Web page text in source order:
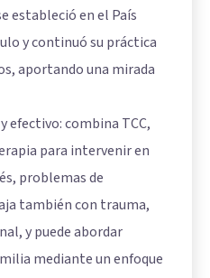
estableció en el País
y continuó su práctica
aportando una mirada
efectivo: combina TCC,
para intervenir en
problemas de
también con trauma,
y puede abordar
mediante un enfoque